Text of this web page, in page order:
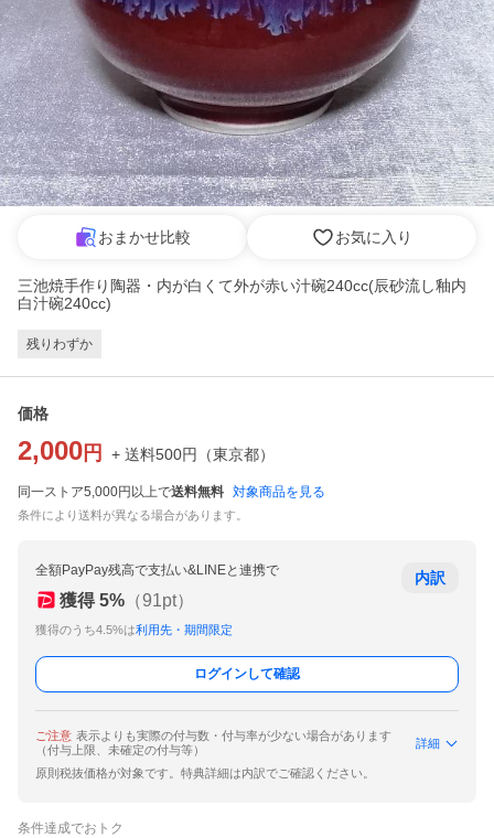
おまかせ比較 お気に入り
三池焼手作り陶器・内が白くて外が赤い汁碗240cc(辰砂流し釉内
白汁碗240cc)
残りわずか
価格
2,000 円 + 送料500円 （東京都）
同一ストア5,000円以上で送料無料 対象商品を見る
条件により送料が異なる場合があります。
全額PayPay残高で支払い&LINEと連携で
獲得 5% （91pt）
獲得のうち4.5%は利用先・期間限定
内訳
ログインして確認
ご注意 表示よりも実際の付与数・付与率が少ない場合があります
（付与上限、未確定の付与等）
詳細
原則税抜価格が対象です。特典詳細は内訳でご確認ください。
条件達成でおトク